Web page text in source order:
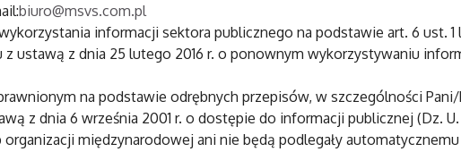
biuro@msvs.com.pl
informacji sektora publicznego na podstawie art. 6 ust. 1
ustawą z dnia 25 lutego 2016 r. o ponownym wykorzystywaniu
na podstawie odrębnych przepisów, w szczególności
z dnia 6 września 2001 r. o dostępie do informacji publicznej (Dz. U.
międzynarodowej ani nie będą podlegały